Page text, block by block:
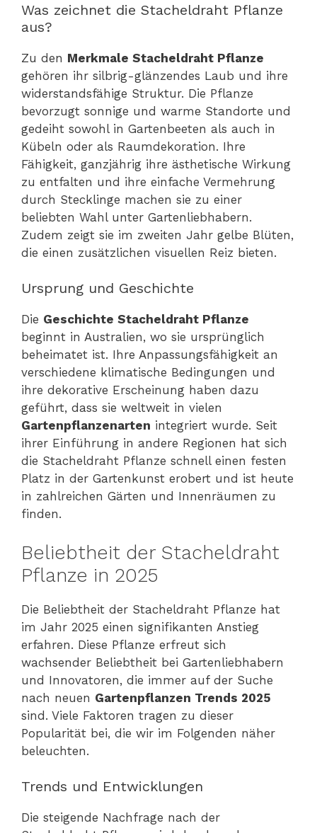
Was zeichnet die Stacheldraht Pflanze
aus?
Zu den Merkmale Stacheldraht Pflanze
gehören ihr silbrig-glänzendes Laub und ihre
widerstandsfähige Struktur. Die Pflanze
bevorzugt sonnige und warme Standorte und
gedeiht sowohl in Gartenbeeten als auch in
Kübeln oder als Raumdekoration. Ihre
Fähigkeit, ganzjährig ihre ästhetische Wirkung
zu entfalten und ihre einfache Vermehrung
durch Stecklinge machen sie zu einer
beliebten Wahl unter Gartenliebhabern.
Zudem zeigt sie im zweiten Jahr gelbe Blüten,
die einen zusätzlichen visuellen Reiz bieten.
Ursprung und Geschichte
Die Geschichte Stacheldraht Pflanze
beginnt in Australien, wo sie ursprünglich
beheimatet ist. Ihre Anpassungsfähigkeit an
verschiedene klimatische Bedingungen und
ihre dekorative Erscheinung haben dazu
geführt, dass sie weltweit in vielen
Gartenpflanzenarten integriert wurde. Seit
ihrer Einführung in andere Regionen hat sich
die Stacheldraht Pflanze schnell einen festen
Platz in der Gartenkunst erobert und ist heute
in zahlreichen Gärten und Innenräumen zu
finden.
Beliebtheit der Stacheldraht
Pflanze in 2025
Die Beliebtheit der Stacheldraht Pflanze hat
im Jahr 2025 einen signifikanten Anstieg
erfahren. Diese Pflanze erfreut sich
wachsender Beliebtheit bei Gartenliebhabern
und Innovatoren, die immer auf der Suche
nach neuen Gartenpflanzen Trends 2025
sind. Viele Faktoren tragen zu dieser
Popularität bei, die wir im Folgenden näher
beleuchten.
Trends und Entwicklungen
Die steigende Nachfrage nach der